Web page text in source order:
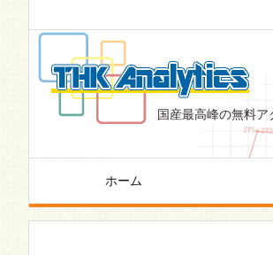
国産最高峰の無料
ホーム